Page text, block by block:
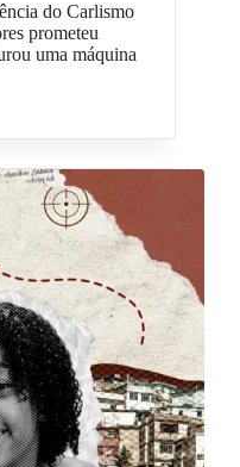
do Carlismo
prometeu
uma máquina